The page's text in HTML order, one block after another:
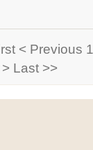
< Previous
Last >>